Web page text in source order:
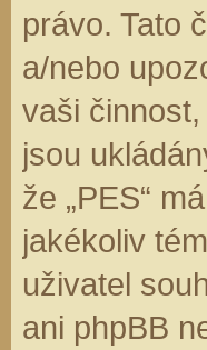
právo. Tato
a/nebo
vaši
jsou
že „PES“
jakékoliv
uživatel
ani phpBB